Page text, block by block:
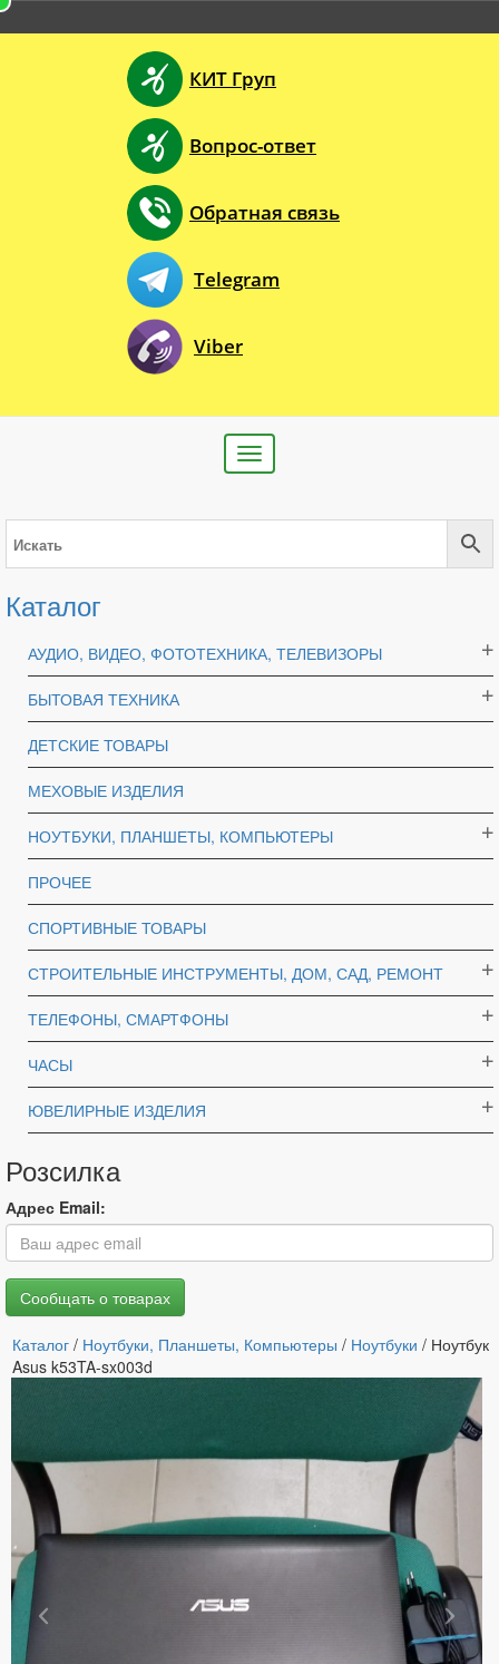
КИТ Груп
Вопрос-ответ
Обратная связь
Telegram
Viber
Toggle
navigation
Каталог
АУДИО, ВИДЕО, ФОТОТЕХНИКА, ТЕЛЕВИЗОРЫ
БЫТОВАЯ ТЕХНИКА
ДЕТСКИЕ ТОВАРЫ
МЕХОВЫЕ ИЗДЕЛИЯ
НОУТБУКИ, ПЛАНШЕТЫ, КОМПЬЮТЕРЫ
ПРОЧЕЕ
СПОРТИВНЫЕ ТОВАРЫ
СТРОИТЕЛЬНЫЕ ИНСТРУМЕНТЫ, ДОМ, САД, РЕМОНТ
ТЕЛЕФОНЫ, СМАРТФОНЫ
ЧАСЫ
ЮВЕЛИРНЫЕ ИЗДЕЛИЯ
Розсилка
Адрес Email:
Каталог / Ноутбуки, Планшеты, Компьютеры / Ноутбуки / Ноутбук
Asus k53TA-sx003d